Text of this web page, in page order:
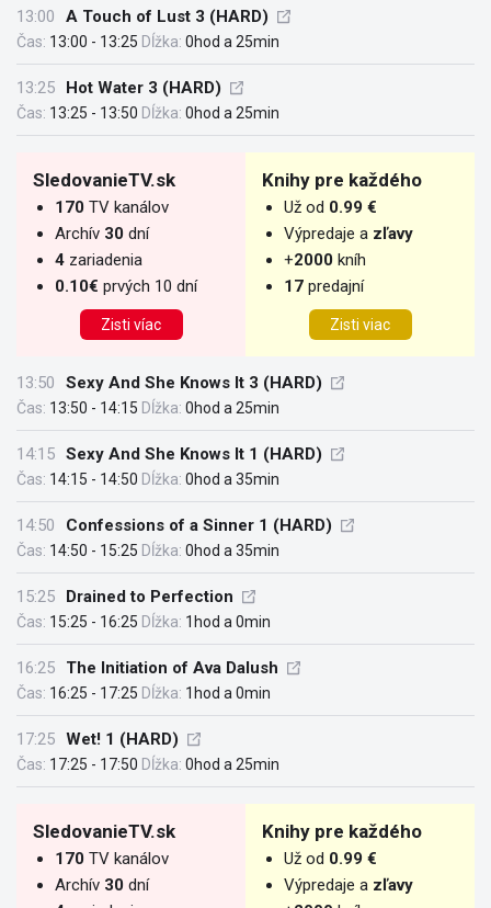
13:00 A Touch of Lust 3 (HARD)
Čas: 13:00 - 13:25 Dĺžka: 0hod a 25min
13:25 Hot Water 3 (HARD)
Čas: 13:25 - 13:50 Dĺžka: 0hod a 25min
SledovanieTV.sk
170 TV kanálov
Archív 30 dní
4 zariadenia
0.10€ prvých 10 dní
Zisti víac
Knihy pre každého
Už od 0.99 €
Výpredaje a zľavy
+2000 kníh
17 predajní
Zisti viac
13:50 Sexy And She Knows It 3 (HARD)
Čas: 13:50 - 14:15 Dĺžka: 0hod a 25min
14:15 Sexy And She Knows It 1 (HARD)
Čas: 14:15 - 14:50 Dĺžka: 0hod a 35min
14:50 Confessions of a Sinner 1 (HARD)
Čas: 14:50 - 15:25 Dĺžka: 0hod a 35min
15:25 Drained to Perfection
Čas: 15:25 - 16:25 Dĺžka: 1hod a 0min
16:25 The Initiation of Ava Dalush
Čas: 16:25 - 17:25 Dĺžka: 1hod a 0min
17:25 Wet! 1 (HARD)
Čas: 17:25 - 17:50 Dĺžka: 0hod a 25min
SledovanieTV.sk
170 TV kanálov
Archív 30 dní
Knihy pre každého
Už od 0.99 €
Výpredaje a zľavy